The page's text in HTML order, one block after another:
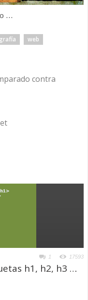
…
web
contra
1 17593
h1, h2, h3 …